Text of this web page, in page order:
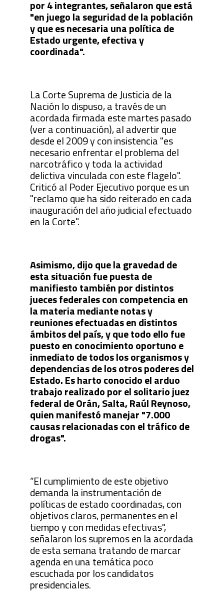
por 4 integrantes, señalaron que está
"en juego la seguridad de la población
y que es necesaria una política de
Estado urgente, efectiva y
coordinada".
La Corte Suprema de Justicia de la
Nación lo dispuso, a través de un
acordada firmada este martes pasado
(ver a continuación), al advertir que
desde el 2009 y con insistencia "es
necesario enfrentar el problema del
narcotráfico y toda la actividad
delictiva vinculada con este flagelo".
Criticó al Poder Ejecutivo porque es un
"reclamo que ha sido reiterado en cada
inauguración del año judicial efectuado
en la Corte".
Asimismo, dijo que la gravedad de
esta situación fue puesta de
manifiesto también por distintos
jueces federales con competencia en
la materia mediante notas y
reuniones efectuadas en distintos
ámbitos del país, y que todo ello fue
puesto en conocimiento oportuno e
inmediato de todos los organismos y
dependencias de los otros poderes del
Estado. Es harto conocido el arduo
trabajo realizado por el solitario juez
federal de Orán, Salta, Raúl Reynoso,
quien manifestó manejar "7.000
causas relacionadas con el tráfico de
drogas".
“El cumplimiento de este objetivo
demanda la instrumentación de
políticas de estado coordinadas, con
objetivos claros, permanentes en el
tiempo y con medidas efectivas",
señalaron los supremos en la acordada
de esta semana tratando de marcar
agenda en una temática poco
escuchada por los candidatos
presidenciales.